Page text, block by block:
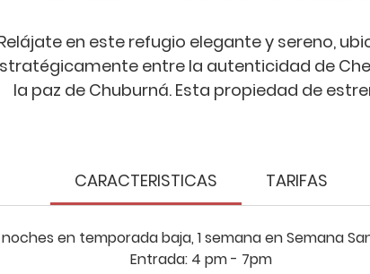
en este refugio elegante y sereno,
entre la autenticidad de
la paz de Chuburná. Esta propiedad de
El alojamiento
La Experiencia de Descanso Hemos
confort a otro nivel:
CARACTERISTICAS TARIFAS
en temporada baja, 1 semana en Semana
Entrada: 4 pm - 7pm